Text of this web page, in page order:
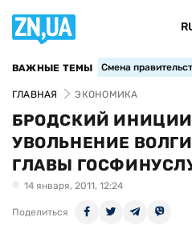
ВАЖНЫЕ ТЕМЫ Смена
ГЛАВНАЯ ЭКОНОМИКА
БРОДСКИЙ
УВОЛЬНЕНИЕ
ГЛАВЫ
14 января, 2011, 12:24
Поделиться